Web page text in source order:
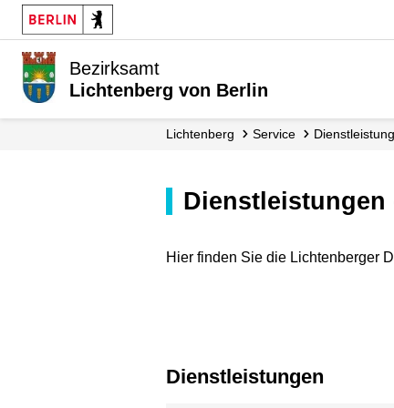
Bezirksamt
Lichtenberg von Berlin
Lichtenberg Service
Hier finden Sie die Lichtenberger
Dienstleistungen